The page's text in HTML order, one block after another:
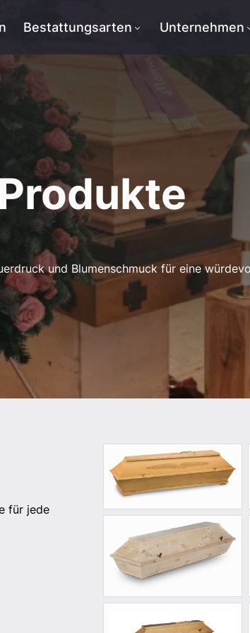
Bestattungsarten Unternehmen
und Blumenschmuck für eine
für jede